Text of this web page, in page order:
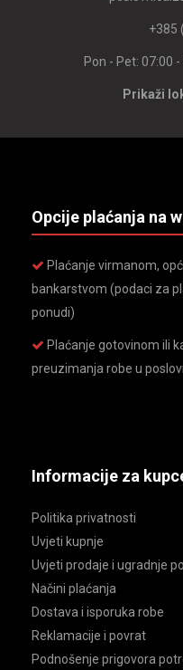
+385
Pon - Pet: 07:00
Prikaži
Opcije plaćanja na
Plaćanje virmanom,
bankarstvom (podaci za
ponudi)
Plaćanje gotovinom ili
preuzimanja robe u
Informacije za
Politika privatnosti
Uvjeti kupnje
Uvjeti prodaje i ugradnje
Načini plaćanja
Dostava i isporuka robe
Reklamacije i povrat
Podnošenje prigovora